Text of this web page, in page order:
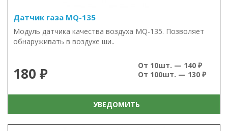
Датчик газа MQ-135
Модуль датчика качества воздуха MQ-135. Позволяет
обнаруживать в воздухе ши..
180 ₽
От 10шт. — 140 ₽
От 100шт. — 130 ₽
УВЕДОМИТЬ